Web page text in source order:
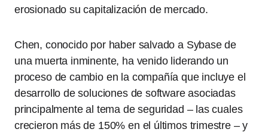
erosionado su capitalización de mercado.
Chen, conocido por haber salvado a Sybase de
una muerta inminente, ha venido liderando un
proceso de cambio en la compañía que incluye el
desarrollo de soluciones de software asociadas
principalmente al tema de seguridad – las cuales
crecieron más de 150% en el últimos trimestre – y